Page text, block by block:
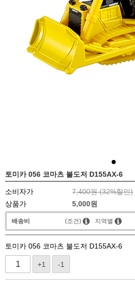
토미카 056 코마츠 불도저 D155AX-6
소비자가 7,400원 (32%할인)
상품가
5,000원
배송비 (조건) 지역별
토미카 056 코마츠 불도저 D155AX-6
+1 -1